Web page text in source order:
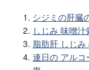
シジミの肝臓
しじみ 味噌
脂肪肝 しじ
連日の アルコ